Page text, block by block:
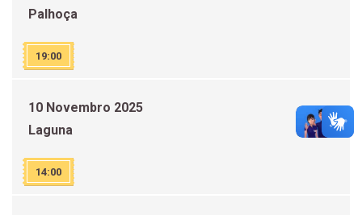
Palhoça
19:00
10 Novembro 2025
Laguna
14:00